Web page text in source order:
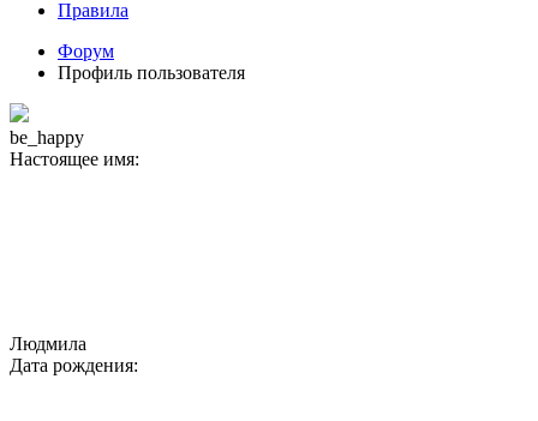
Правила
Форум
Профиль пользователя
be_happy
Настоящее имя:
Людмила
Дата рождения: